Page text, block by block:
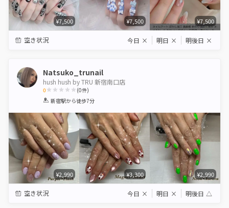
¥7,500 ¥7,500 ¥7,500
空き状況 今日 × 明日 × 明後日 ×
Natsuko_trunail
hush hush by TRU 新宿南口店
0
1 2 3 4 5
(0件)
新宿駅から徒歩7分
¥2,990 ¥3,300 ¥2,990
空き状況 今日 × 明日 × 明後日 △